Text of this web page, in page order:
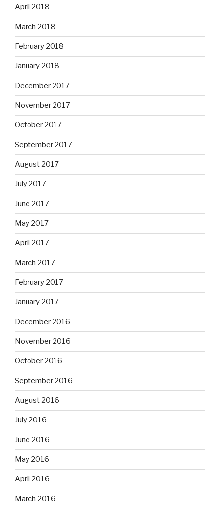
April 2018
March 2018
February 2018
January 2018
December 2017
November 2017
October 2017
September 2017
August 2017
July 2017
June 2017
May 2017
April 2017
March 2017
February 2017
January 2017
December 2016
November 2016
October 2016
September 2016
August 2016
July 2016
June 2016
May 2016
April 2016
March 2016